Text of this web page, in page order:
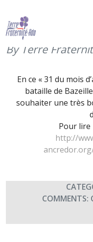
août 2018)
By Terre
En ce « 31 du mois
bataille de
souhaiter une très
Pour lire
http://
COMMENTS: